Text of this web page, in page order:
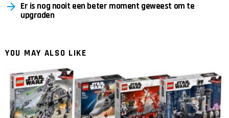
Er is nog nooit een beter moment geweest om te
upgraden
YOU MAY ALSO LIKE